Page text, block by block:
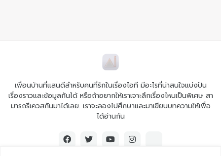
เพื่อนบ้านที่แสนดีสำหรับคนที่รักในเรื่องไอที มีอะไรที่น่าสนใจแบ่งปัน
เรื่องราวและข้อมูลกันได้ หรือถ้าอยากให้เราเจาะลึกเรื่องไหนเป็นพิเศษ สา
มารถรีเควสกันมาได้เลย. เราจะลองไปศึกษาและมาเขียนบทความให้เพื่อ
ได้อ่านกัน